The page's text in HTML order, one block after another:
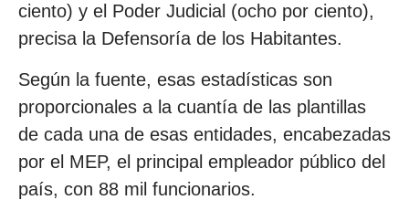
ciento) y el Poder Judicial (ocho por ciento),
precisa la Defensoría de los Habitantes.
Según la fuente, esas estadísticas son
proporcionales a la cuantía de las plantillas
de cada una de esas entidades, encabezadas
por el MEP, el principal empleador público del
país, con 88 mil funcionarios.